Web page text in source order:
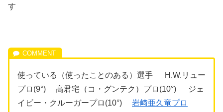
す
使っている（使ったことのある）選手 H.W.リュー
プロ(9°) 高君宅（コ・グンテク）プロ(10°) ジェ
イビー・クルーガープロ(10°) 岩﨑亜久竜プロ